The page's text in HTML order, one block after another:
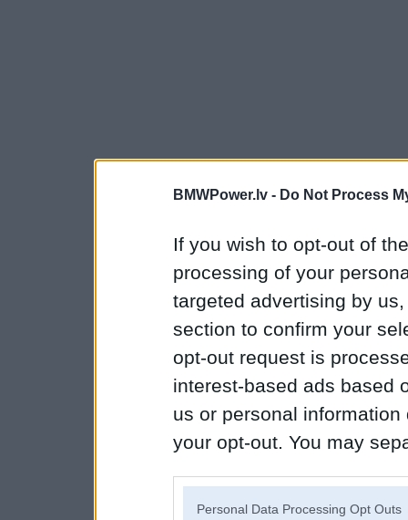
BMWPower.lv - Do Not Process
If you wish to opt-out of
processing of your
targeted advertising by
section to confirm your
opt-out request is
interest-based ads based
us or personal
your opt-out. You may
Personal Data Processing Opt Outs